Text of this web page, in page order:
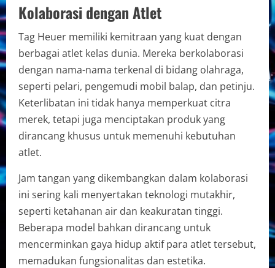
Kolaborasi dengan Atlet
Tag Heuer memiliki kemitraan yang kuat dengan
berbagai atlet kelas dunia. Mereka berkolaborasi
dengan nama-nama terkenal di bidang olahraga,
seperti pelari, pengemudi mobil balap, dan petinju.
Keterlibatan ini tidak hanya memperkuat citra
merek, tetapi juga menciptakan produk yang
dirancang khusus untuk memenuhi kebutuhan
atlet.
Jam tangan yang dikembangkan dalam kolaborasi
ini sering kali menyertakan teknologi mutakhir,
seperti ketahanan air dan keakuratan tinggi.
Beberapa model bahkan dirancang untuk
mencerminkan gaya hidup aktif para atlet tersebut,
memadukan fungsionalitas dan estetika.